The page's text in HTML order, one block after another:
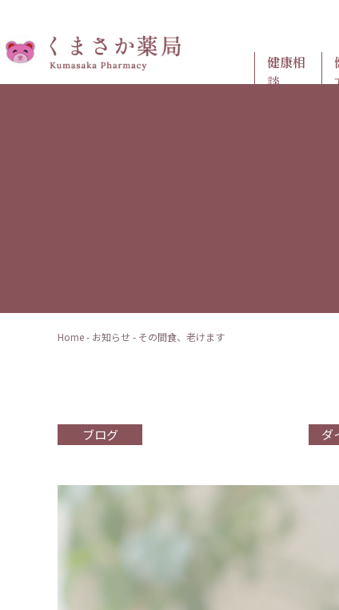
健康相
談
Home- お知らせ- その間食、老けます
ブログ ダ